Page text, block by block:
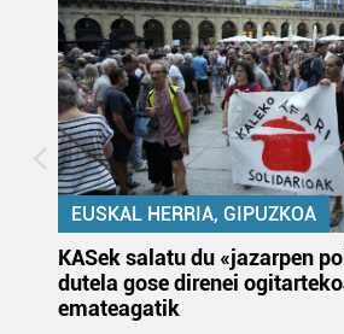
EUSKAL HERRIA, GIPUZKOA
KASek salatu du «jazarpen
dutela gose direnei
emateagatik